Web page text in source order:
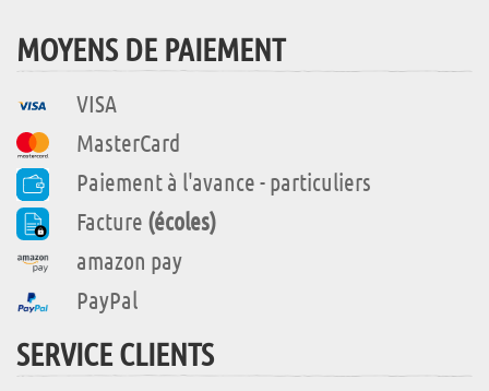
MOYENS DE PAIEMENT
VISA
MasterCard
Paiement à l'avance - particuliers
Facture (écoles)
amazon pay
PayPal
SERVICE CLIENTS